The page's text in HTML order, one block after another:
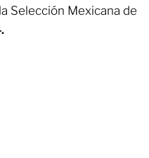
Selección Mexicana de